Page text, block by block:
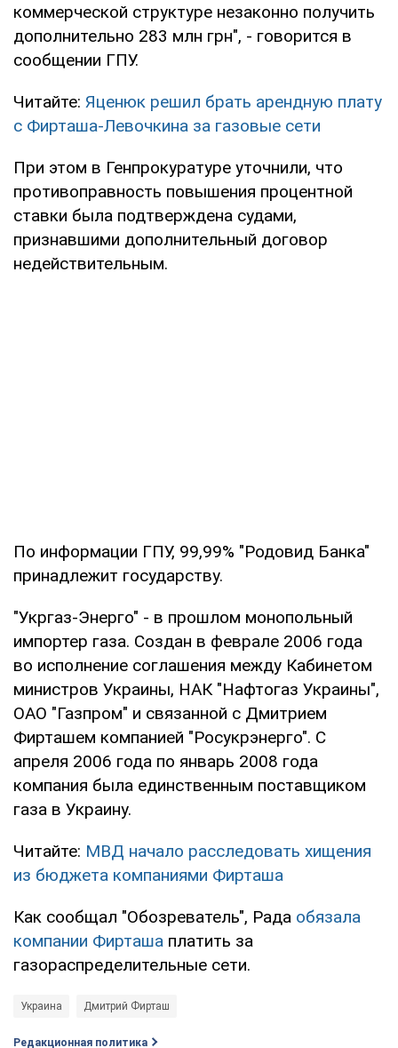
коммерческой структуре незаконно получить
дополнительно 283 млн грн", - говорится в
сообщении ГПУ.
Читайте: Яценюк решил брать арендную плату
с Фирташа-Левочкина за газовые сети
При этом в Генпрокуратуре уточнили, что
противоправность повышения процентной
ставки была подтверждена судами,
признавшими дополнительный договор
недействительным.
По информации ГПУ, 99,99% "Родовид Банка"
принадлежит государству.
"Укргаз-Энерго" - в прошлом монопольный
импортер газа. Создан в феврале 2006 года
во исполнение соглашения между Кабинетом
министров Украины, НАК "Нафтогаз Украины",
ОАО "Газпром" и связанной с Дмитрием
Фирташем компанией "Росукрэнерго". С
апреля 2006 года по январь 2008 года
компания была единственным поставщиком
газа в Украину.
Читайте: МВД начало расследовать хищения
из бюджета компаниями Фирташа
Как сообщал "Обозреватель", Рада обязала
компании Фирташа платить за
газораспределительные сети.
Украина Дмитрий Фирташ
Редакционная политика